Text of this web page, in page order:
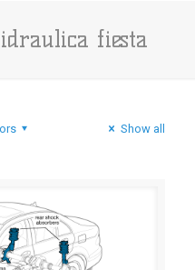
fiesta
Show all